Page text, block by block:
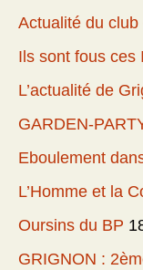
Actualité du
Ils sont fous
L’actualité de
GARDEN-
Eboulement
L’Homme et la
Oursins du BP
GRIGNON :